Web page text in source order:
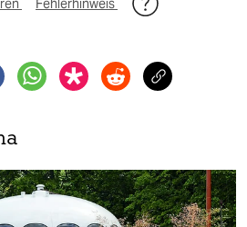
Fehlerhinweis